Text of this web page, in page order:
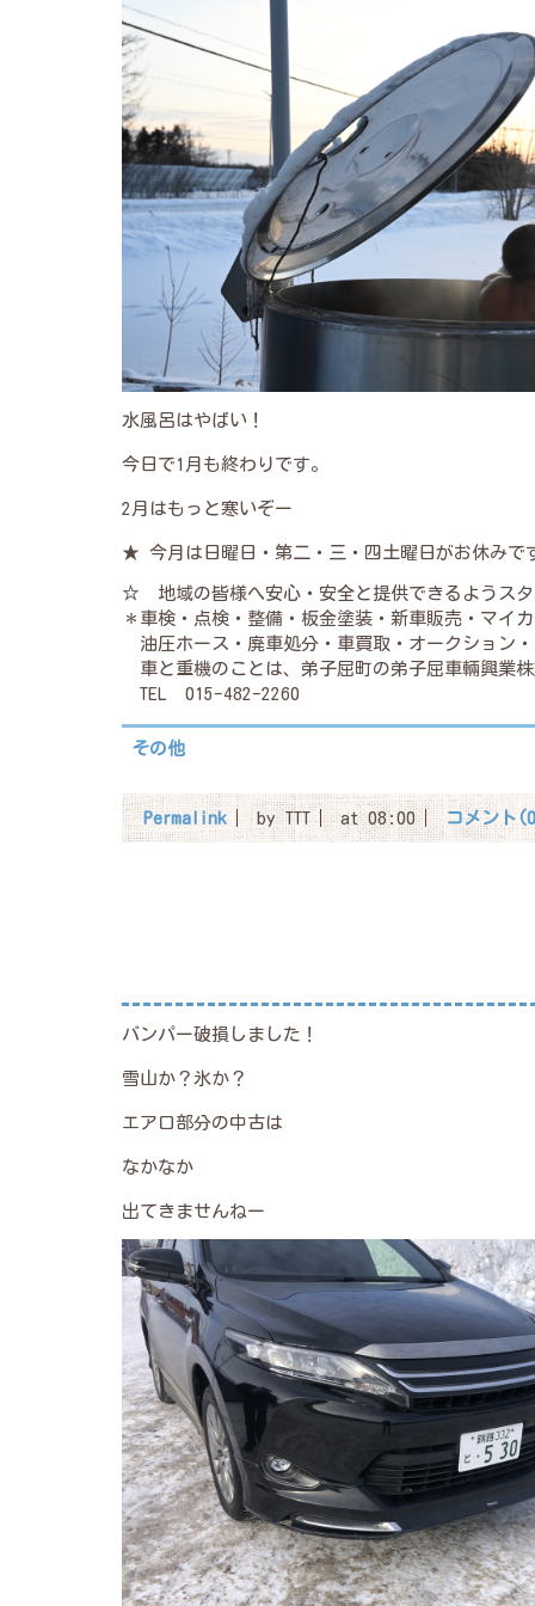
水風呂はやばい！
今日で1月も終わりです。
2月はもっと寒いぞー
★ 今月は日曜日・第二・三・四土曜日がお休みで
☆ 地域の皆様へ安心・安全と提供できるようス
＊車検・点検・整備・板金塗装・新車販売・マイ
油圧ホース・廃車処分・車買取・オークション
車と重機のことは、弟子屈町の弟子屈車輛興業
TEL 015-482-2260
その他
Permalink by TTT at 08:00 コメント
バンパー破損しました！
雪山か？氷か？
エアロ部分の中古は
なかなか
出てきませんねー